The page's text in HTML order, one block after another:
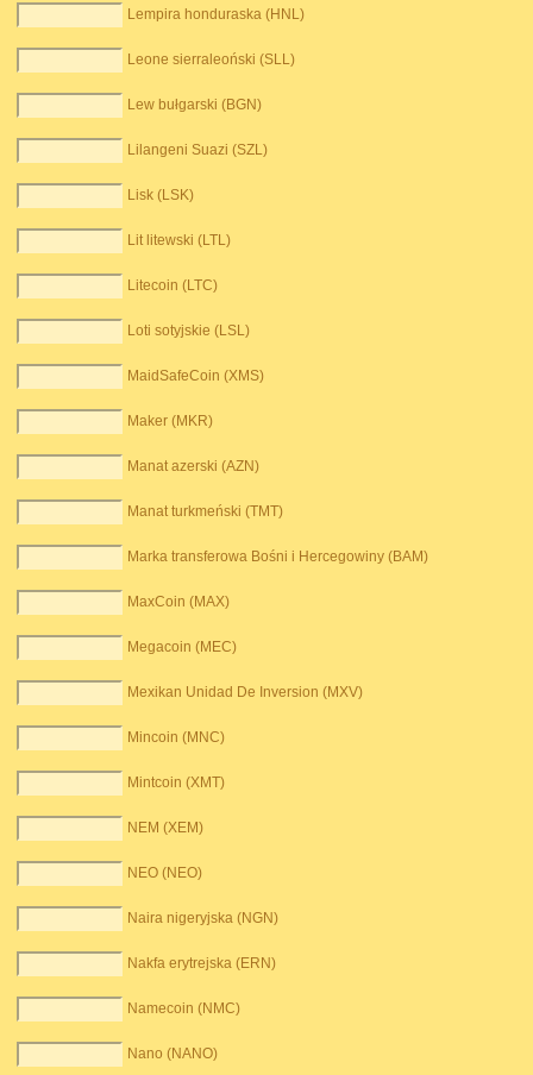
Lempira honduraska (HNL)
Leone sierraleoński (SLL)
Lew bułgarski (BGN)
Lilangeni Suazi (SZL)
Lisk (LSK)
Lit litewski (LTL)
Litecoin (LTC)
Loti sotyjskie (LSL)
MaidSafeCoin (XMS)
Maker (MKR)
Manat azerski (AZN)
Manat turkmeński (TMT)
Marka transferowa Bośni i Hercegowiny (BAM)
MaxCoin (MAX)
Megacoin (MEC)
Mexikan Unidad De Inversion (MXV)
Mincoin (MNC)
Mintcoin (XMT)
NEM (XEM)
NEO (NEO)
Naira nigeryjska (NGN)
Nakfa erytrejska (ERN)
Namecoin (NMC)
Nano (NANO)